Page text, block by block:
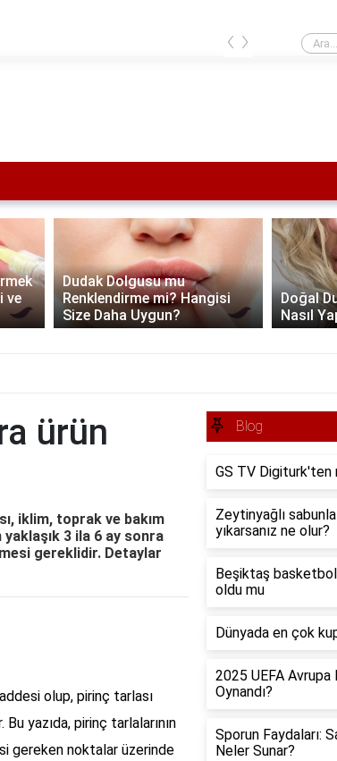
Linyitin en iyi kalitesi
‹ ›
ve
Dudak Dolgusu mu
Renklendirme mi? Hangisi
Size Daha Uygun?
Doğal
Nasıl
ürün
iklim, toprak ve bakım
3 ila 6 ay sonra
gereklidir. Detaylar
olup, pirinç tarlası
yazıda, pirinç tarlalarının
gereken noktalar üzerinde
Blog
GS TV Digiturk'ten
Zeytinyağlı
yıkarsanız ne olur?
Beşiktaş
oldu mu
Dünyada en çok
2025 UEFA Avrupa
Oynandı?
Sporun Faydaları:
Neler Sunar?